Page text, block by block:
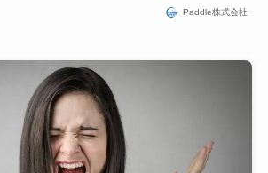
Paddle株式会社